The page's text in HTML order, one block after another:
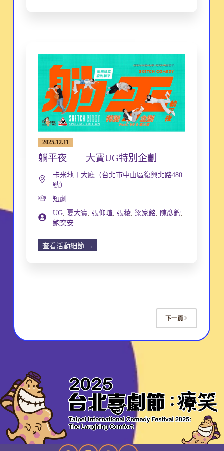
2025.12.11
躺平夜——大寶UG特別企劃
卡米地＋大廳（台北市中山區復興北路480
號）
短劇
UG, 夏大寶 張仰瑄 張稜, 梁家銘 陳彥鈞,
鮑奕安
查看活動細節 →
下一頁